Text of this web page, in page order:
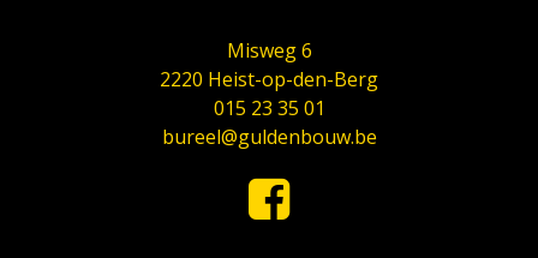
Misweg 6
2220 Heist-op-den-Berg
015 23 35 01
bureel@guldenbouw.be